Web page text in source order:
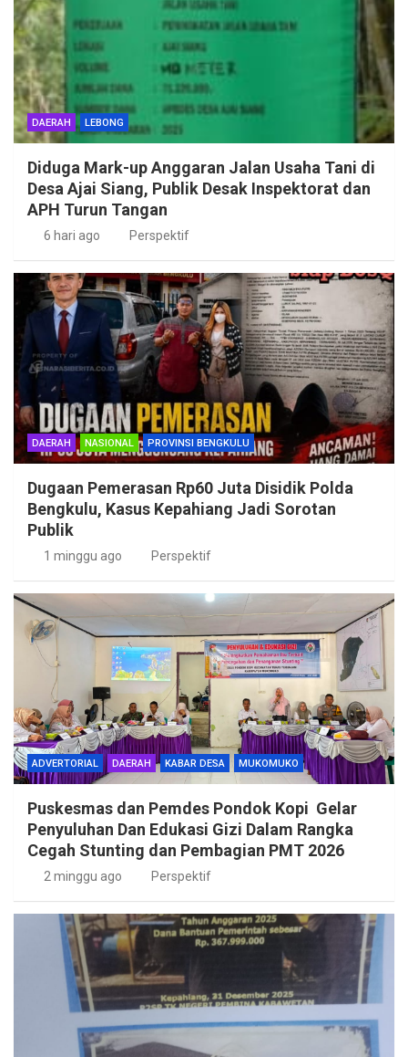
DAERAH LEBONG
Diduga Mark-up Anggaran Jalan Usaha Tani di
Desa Ajai Siang, Publik Desak Inspektorat dan
APH Turun Tangan
6 hari ago Perspektif
DAERAH NASIONAL PROVINSI BENGKULU
Dugaan Pemerasan Rp60 Juta Disidik Polda
Bengkulu, Kasus Kepahiang Jadi Sorotan
Publik
1 minggu ago Perspektif
ADVERTORIAL DAERAH KABAR DESA MUKOMUKO
Puskesmas dan Pemdes Pondok Kopi Gelar
Penyuluhan Dan Edukasi Gizi Dalam Rangka
Cegah Stunting dan Pembagian PMT 2026
2 minggu ago Perspektif